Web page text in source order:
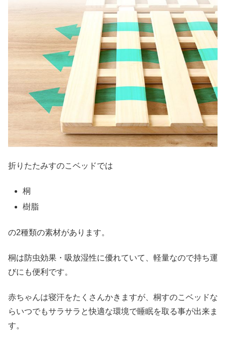
折りたたみすのこベッドでは
桐
樹脂
の2種類の素材があります。
桐は防虫効果・吸放湿性に優れていて、軽量なので持ち運
びにも便利です。
赤ちゃんは寝汗をたくさんかきますが、桐すのこベッドな
らいつでもサラサラと快適な環境で睡眠を取る事が出来ま
す。